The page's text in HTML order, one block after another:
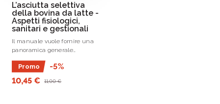
L’asciutta selettiva
della bovina da latte -
Aspetti fisiologici,
sanitari e gestionali
Il manuale vuole fornire una
panoramica generale
sull’argomento.
Promo
-5%
10,45 €
11,00 €